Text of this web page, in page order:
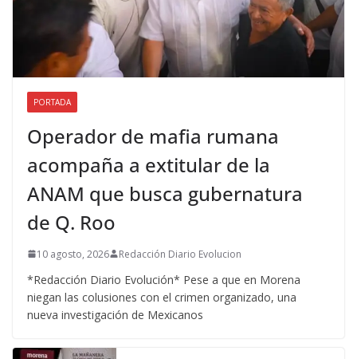
PORTADA
Operador de mafia rumana
acompaña a extitular de la
ANAM que busca gubernatura
de Q. Roo
10 agosto, 2026 Redacción Diario Evolucion
*Redacción Diario Evolución* Pese a que en Morena
niegan las colusiones con el crimen organizado, una
nueva investigación de Mexicanos